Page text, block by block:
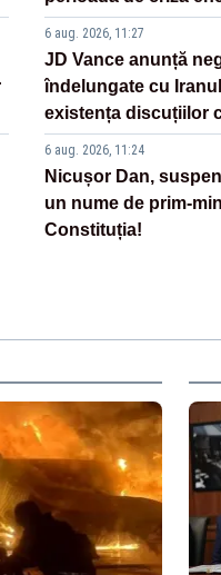
6 aug. 2026, 11:27
JD Vance anunță
îndelungate cu
existența discuțiilor
6 aug. 2026, 11:24
Nicușor Dan,
un nume de prim-
Constituția!